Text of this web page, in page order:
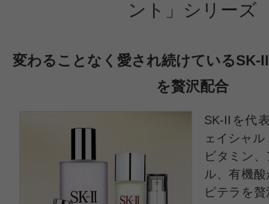
投稿日：2025年03月
／50代前半
感じた効能：毛穴/ニキビ/赤み・赤ら
購入品：フェイシャル トリートメン
敏感肌なので最初はミニサイズから
ント」シリーズ
変わることなく愛され続けているSK-
を贅沢配合
SK-IIを代
ェイシャ
ビタミン
ル、有機
ピテラを